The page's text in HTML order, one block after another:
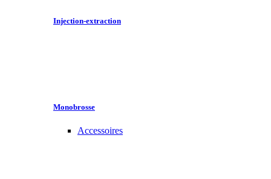
Injection-extraction
Monobrosse
Accessoires